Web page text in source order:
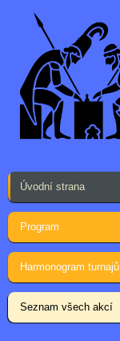
Úvodní strana
Program
Harmonogram turnajů
Seznam všech akcí